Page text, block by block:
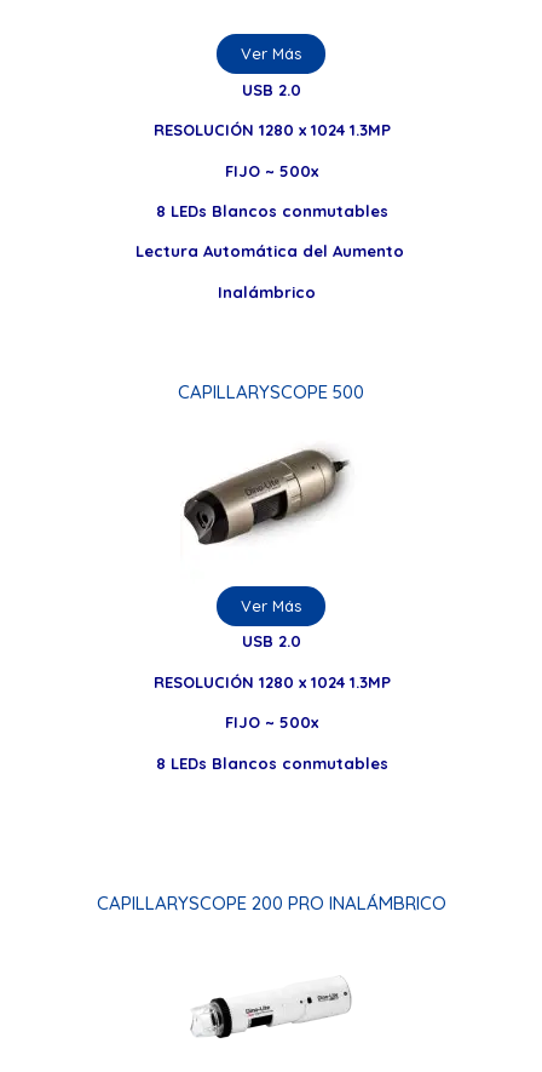
USB 2.0
RESOLUCIÓN 1280 x 1024 1.3MP
FIJO ~ 500x
8 LEDs Blancos conmutables
Lectura Automática del Aumento
Inalámbrico
Ver Más
CAPILLARYSCOPE 500
USB 2.0
RESOLUCIÓN 1280 x 1024 1.3MP
FIJO ~ 500x
8 LEDs Blancos conmutables
Ver Más
CAPILLARYSCOPE 200 PRO INALÁMBRICO